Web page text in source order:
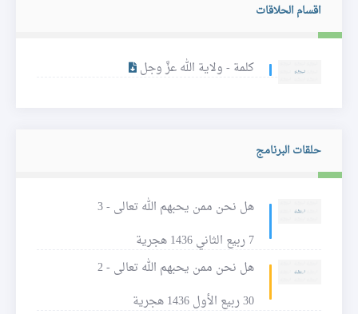
اقسام الحلاقات
كلمة - ولاية الله عزَّ وجل
حلقات البرنامج
هل نحن ممن يحبهم الله تعالى - 3
7 ربيع الثاني 1436 هجرية
هل نحن ممن يحبهم الله تعالى - 2
30 ربيع الأول 1436 هجرية